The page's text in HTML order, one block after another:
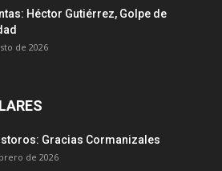
Héctor Gutiérrez, Golpe de
de 2026
Gracias Cormanizales
de 2026